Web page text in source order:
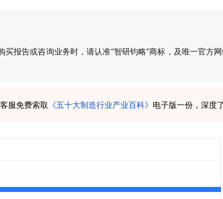
报告或咨询业务时，请认准“智研钧略”商标，及唯一官
服免费索取 《五十大制造行业产业百科》 电子版一份，深度